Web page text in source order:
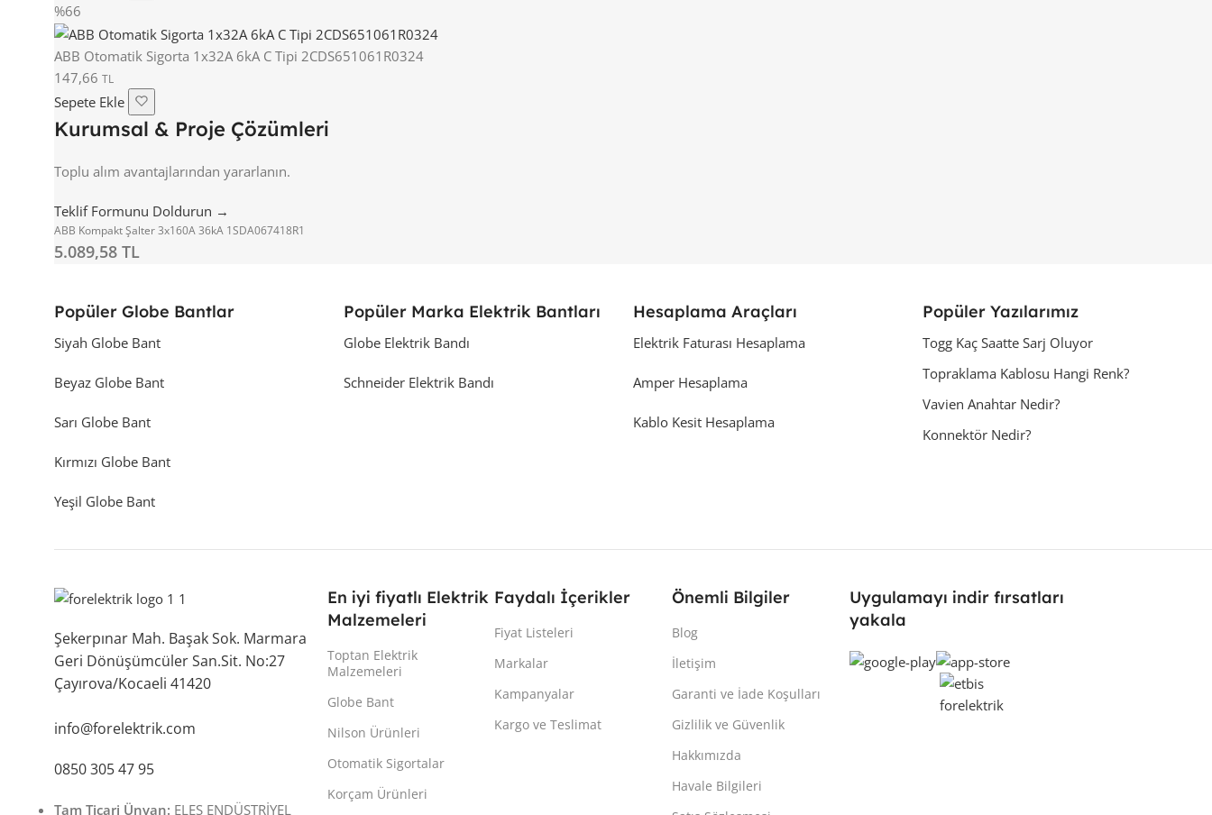
%66
ABB Otomatik Sigorta 1x32A 6kA C Tipi 2CDS651061R0324
147,66 TL
Sepete Ekle
Kurumsal & Proje Çözümleri
Toplu alım avantajlarından yararlanın.
Teklif Formunu Doldurun →
ABB Kompakt Şalter 3x160A 36kA 1SDA067418R1
5.089,58 TL
Popüler Globe Bantlar
Siyah Globe Bant
Beyaz Globe Bant
Sarı Globe Bant
Kırmızı Globe Bant
Yeşil Globe Bant
Popüler Marka Elektrik Bantları
Globe Elektrik Bandı
Schneider Elektrik Bandı
Hesaplama Araçları
Elektrik Faturası Hesaplama
Amper Hesaplama
Kablo Kesit Hesaplama
Popüler Yazılarımız
Togg Kaç Saatte Sarj Oluyor
Topraklama Kablosu Hangi Renk?
Vavien Anahtar Nedir?
Konnektör Nedir?
Şekerpınar Mah. Başak Sok. Marmara
Geri Dönüşümcüler San.Sit. No:27
Çayırova/Kocaeli 41420
info@forelektrik.com
0850 305 47 95
Tam Ticari Ünvan: ELES ENDÜSTRİYEL
En iyi fiyatlı Elektrik
Malzemeleri
Toptan Elektrik
Malzemeleri
Globe Bant
Nilson Ürünleri
Otomatik Sigortalar
Korçam Ürünleri
Faydalı İçerikler
Fiyat Listeleri
Markalar
Kampanyalar
Kargo ve Teslimat
Önemli Bilgiler
Blog
İletişim
Garanti ve İade Koşulları
Gizlilik ve Güvenlik
Hakkımızda
Havale Bilgileri
Uygulamayı indir fırsatları
yakala